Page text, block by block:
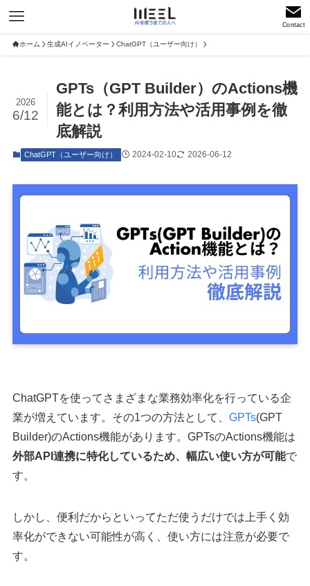
Contact
ホーム 生成AIイノベーター ChatGPT（ユーザー向け）
GPTs（GPT Builder）のActions機
能とは？利用方法や活用事例を徹
底解説
2026
6/12
ChatGPT（ユーザー向け） 2024-02-10 2026-06-12
ChatGPTを使ってさまざまな業務効率化を行っている企
業が増えています。その1つの方法として、 GPTs(GPT
Builder)のActions機能があります。GPTsのActions機能は
外部API連携に特化しているため、幅広い使い方が可能で
す。
しかし、便利だからといってただ使うだけでは上手く効
率化ができない可能性が高く、使い方には注意が必要で
す。